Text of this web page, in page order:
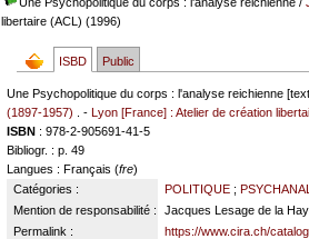
libertaire (ACL) (1996)
ISBD Public
Une Psychopolitique du corps : l'analyse reichienne
(1897-1957)
. -Lyon [France] : Atelier de création
ISBN : 978-2-905691-41-5
Bibliogr. : p. 49
Langues : Français (fre)
Catégories :
POLITIQUE;
Mention de responsabilité :
Jacques Lesage de la
Permalink :
https://www.cira.ch/